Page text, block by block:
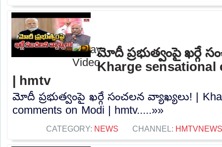
మోదీ ప్రభుత్వంపై ఖర్గే
Kharge sensational
| hmtv
మోదీ ప్రభుత్వంపై ఖర్గే సంచలన వ్యాఖ్యలు! |
comments on Modi | hmtv.....»»
CATEGORY: NEWS CHANNEL: HMTVNEWS